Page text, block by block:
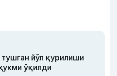
йўл қурилиши
ўқилди